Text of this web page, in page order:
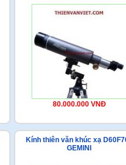
80.000.000 VNĐ
Kính thiên văn khúc xạ
GEMINI